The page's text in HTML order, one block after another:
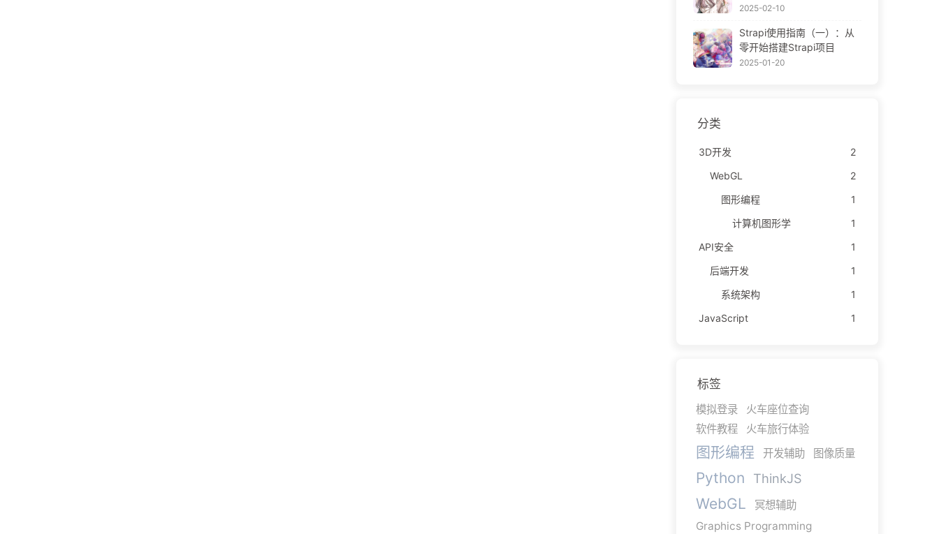
方案 | Free Offline Image
2025-02-10
Strapi使用指南（一）：从
零开始搭建Strapi项目
2025-01-20
分类
3D开发
2
WebGL
2
图形编程
1
计算机图形学
1
API安全
1
后端开发
1
系统架构
1
JavaScript
1
标签
模拟登录
火车座位查询
软件教程
火车旅行体验
图形编程 开发辅助 图像质量
Python ThinkJS
WebGL
冥想辅助
Graphics Programming